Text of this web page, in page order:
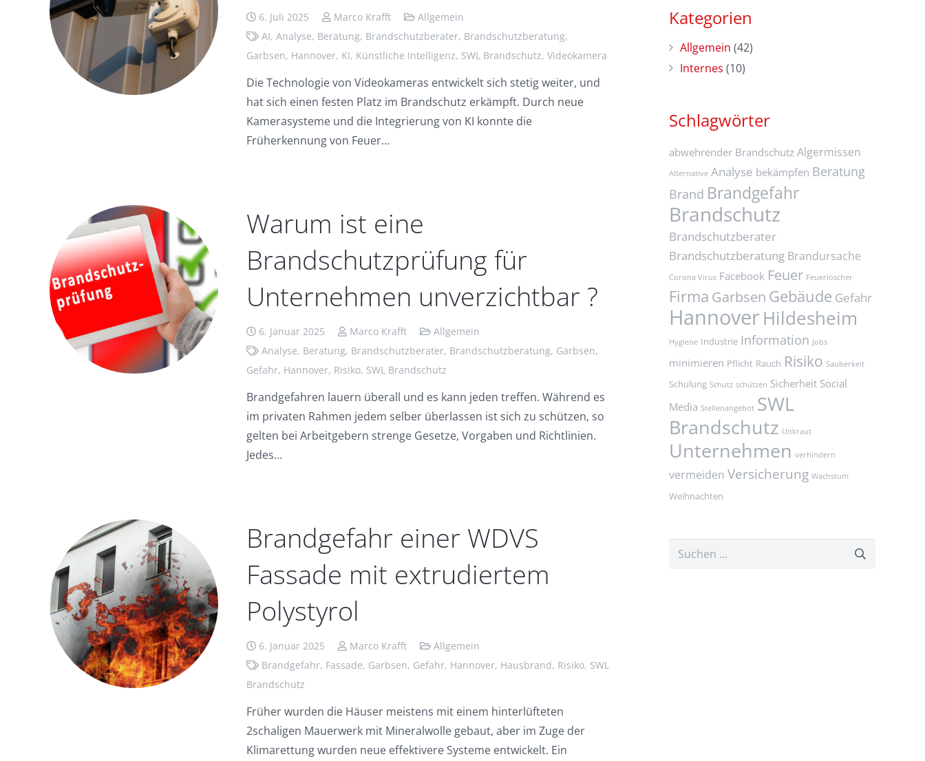
6. Juli 2025 Marco Krafft
Allgemein
AI, Analyse, Beratung, Brandschutzberater, Brandschutzberatung,
Garbsen, Hannover, KI, Künstliche Intelligenz, SWL Brandschutz, Videokamera
Die Technologie von Videokameras entwickelt sich stetig weiter, und
hat sich einen festen Platz im Brandschutz erkämpft. Durch neue
Kamerasysteme und die Integrierung von KI konnte die
Früherkennung von Feuer…
Warum ist eine
Brandschutzprüfung für
Unternehmen unverzichtbar ?
6. Januar 2025 Marco Krafft
Allgemein
Analyse, Beratung, Brandschutzberater, Brandschutzberatung, Garbsen,
Gefahr, Hannover, Risiko, SWL Brandschutz
Brandgefahren lauern überall und es kann jeden treffen. Während es
im privaten Rahmen jedem selber überlassen ist sich zu schützen, so
gelten bei Arbeitgebern strenge Gesetze, Vorgaben und Richtlinien.
Jedes…
Brandgefahr einer WDVS
Fassade mit extrudiertem
Polystyrol
6. Januar 2025 Marco Krafft
Allgemein
Brandgefahr, Fassade, Garbsen, Gefahr, Hannover, Hausbrand, Risiko, SWL
Brandschutz
Früher wurden die Häuser meistens mit einem hinterlüfteten
2schaligen Mauerwerk mit Mineralwolle gebaut, aber im Zuge der
Klimarettung wurden neue effektivere Systeme entwickelt. Ein
Kategorien
Allgemein (42)
Internes (10)
Schlagwörter
abwehrender Brandschutz Algermissen
Alternative Analyse bekämpfen Beratung
Brand Brandgefahr
Brandschutz
Brandschutzberater
Brandschutzberatung Brandursache
Corona Virus Facebook Feuer Feuerlöscher
Firma Garbsen Gebäude Gefahr
HannoverHildesheim
Hygiene Industrie Information Jobs
minimieren Pflicht Rauch Risiko Sauberkeit
Schulung Schutz schützen Sicherheit Social
Media Stellenangebot SWL
Brandschutz Unkraut
Unternehmen verhindern
vermeiden Versicherung Wachstum
Weihnachten